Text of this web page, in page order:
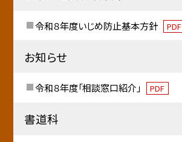
令和８年度いじめ防止基本方針 PDF
お知らせ
令和８年度「相談窓口紹介」 PDF
書道科